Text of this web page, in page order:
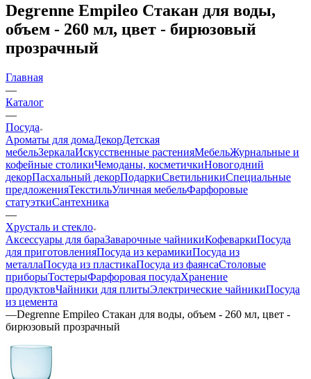
Degrenne Empileo Стакан для воды,
объем - 260 мл, цвет - бирюзовый
прозрачный
Главная
—
Каталог
—
Посуда
Ароматы для домаДекорДетская
мебельЗеркалаИскусственные растенияМебельЖурнальные и
кофейные столикиЧемоданы, косметичкиНовогодний
декорПасхальный декорПодаркиСветильникиСпециальные
предложенияТекстильУличная мебельФарфоровые
статуэткиСантехника
—
Хрусталь и стекло
Аксессуары для бараЗаварочные чайникиКофеваркиПосуда
для приготовленияПосуда из керамикиПосуда из
металлаПосуда из пластикаПосуда из фаянсаСтоловые
приборыТостерыФарфоровая посудаХранение
продуктовЧайники для плитыЭлектрические чайникиПосуда
из цемента
—Degrenne Empileo Стакан для воды, объем - 260 мл, цвет -
бирюзовый прозрачный